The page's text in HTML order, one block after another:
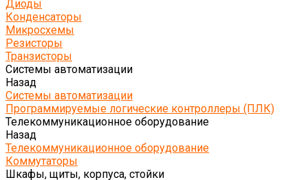
Диоды
Конденсаторы
Микросхемы
Резисторы
Транзисторы
Системы автоматизации
Назад
Системы автоматизации
Программируемые логические контроллеры (ПЛК)
Телекоммуникационное оборудование
Назад
Телекоммуникационное оборудование
Коммутаторы
Шкафы, щиты, корпуса, стойки